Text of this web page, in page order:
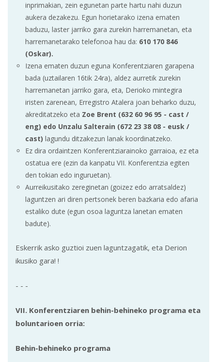
inprimakian, zein egunetan parte hartu nahi duzun
aukera dezakezu. Egun horietarako izena ematen
baduzu, laster jarriko gara zurekin harremanetan, eta
harremanetarako telefonoa hau da: 610 170 846
(Oskar).
Izena ematen duzun eguna Konferentziaren garapena
bada (uztailaren 16tik 24ra), aldez aurretik zurekin
harremanetan jarriko gara, eta, Derioko mintegira
iristen zarenean, Erregistro Atalera joan beharko duzu,
akreditatzeko eta Zoe Brent (632 60 96 95 - cast /
eng) edo Unzalu Salterain (672 23 38 08 - eusk /
cast) lagundu ditzakezun lanak koordinatzeko.
Ez dira ordaintzen Konferentziarainoko garraioa, ez eta
ostatua ere (ezin da kanpatu VII. Konferentzia egiten
den tokian edo inguruetan).
Aurreikusitako zereginetan (goizez edo arratsaldez)
laguntzen ari diren pertsonek beren bazkaria edo afaria
estaliko dute (egun osoa laguntza lanetan ematen
badute).
Eskerrik asko guztioi zuen laguntzagatik, eta Derion
ikusiko gara! !
- - -
VII. Konferentziaren behin-behineko programa eta
boluntarioen orria:
Behin-behineko programa